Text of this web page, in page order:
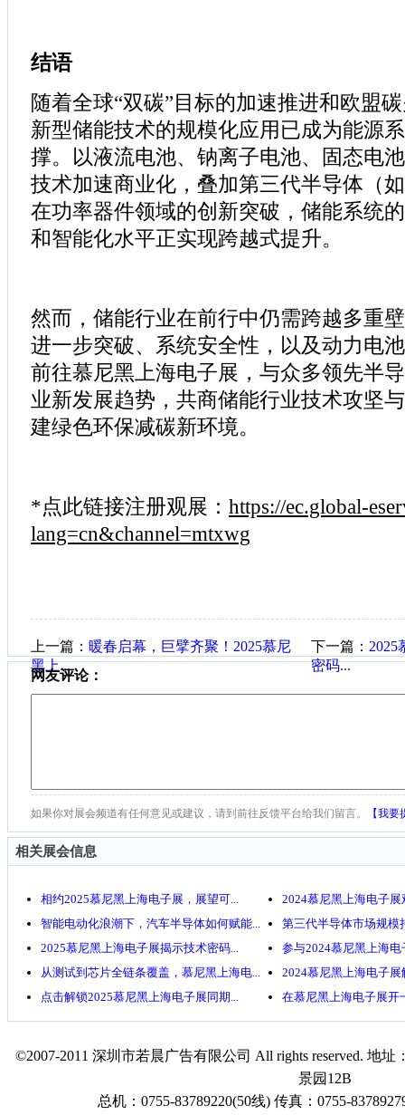
结语
随着全球“双碳”目标的加速推进和欧盟
新型储能技术的规模化应用已成为能源
撑。以液流电池、钠离子电池、固态电
技术加速商业化，叠加第三代半导体（
在功率器件领域的创新突破，储能系统
和智能化水平正实现跨越式提升。
然而，储能行业在前行中仍需跨越多重
进一步突破、系统安全性，以及动力电
前往慕尼黑上海电子展，与众多领先半
业新发展趋势，共商储能行业技术攻坚
建绿色环保减碳新环境。
*点此链接注册观展： https://ec.global-
lang=cn&channel=mtxwg
上一篇： 暖春启幕，巨擘齐聚！2025慕尼
黑上...
下一篇： 2025
密码...
网友评论：
如果你对展会频道有任何意见或建议，请到前往反馈平台给我们留言。 【我
相关展会信息
相约2025慕尼黑上海电子展，展望可...
2024慕尼黑上海电子展
智能电动化浪潮下，汽车半导体如何赋能...
第三代半导体市场规模
2025慕尼黑上海电子展揭示技术密码...
参与2024慕尼黑上海电
从测试到芯片全链条覆盖，慕尼黑上海电...
2024慕尼黑上海电子展
点击解锁2025慕尼黑上海电子展同期...
在慕尼黑上海电子展开
©2007-2011 深圳市若晨广告有限公司 All rights reserved. 地
景园12B
总机：0755-83789220(50线) 传真：0755-